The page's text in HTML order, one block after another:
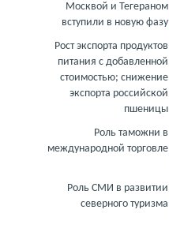
Москвой и Тегераном
вступили в новую фазу
Рост экспорта продуктов
питания с добавленной
стоимостью; снижение
экспорта российской
пшеницы
Роль таможни в
международной торговле
Роль СМИ в развитии
северного туризма